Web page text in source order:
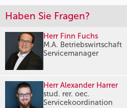
Haben Sie Fragen?
Herr Finn Fuchs
M.A. Betriebswirtschaft
Servicemanager
Herr Alexander Harrer
stud. rer. oec.
Servicekoordination